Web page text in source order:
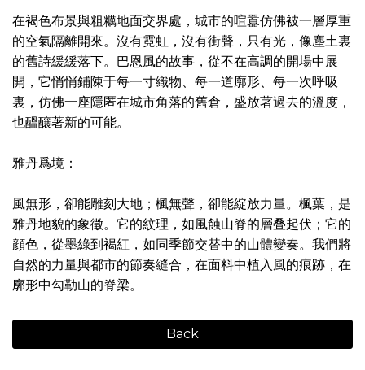
在褐色布景與粗糲地面交界處，城市的喧囂仿佛被一層厚重
的空氣隔離開來。沒有霓虹，沒有街聲，只有光，像塵土裏
的舊詩緩緩落下。巴恩風的故事，從不在高調的開場中展
開，它悄悄鋪陳于每一寸織物、每一道廓形、每一次呼吸
裏，仿佛一座隱匿在城市角落的舊倉，盛放著過去的溫度，
也醞釀著新的可能。
雅丹爲境：
風無形，卻能雕刻大地；楓無聲，卻能綻放力量。楓葉，是
雅丹地貌的象徵。它的紋理，如風蝕山脊的層叠起伏；它的
顔色，從墨綠到褐紅，如同季節交替中的山體變奏。我們將
自然的力量與都市的節奏縫合，在面料中植入風的痕跡，在
廓形中勾勒山的脊梁。
Back